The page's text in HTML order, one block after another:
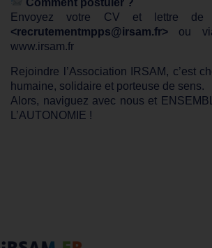
Comment postuler ?
Envoyez votre CV et lettre de
<recrutementmpps@irsam.fr> ou
www.irsam.fr
Rejoindre l’Association IRSAM, c’est
humaine, solidaire et porteuse de sens.
Alors, naviguez avec nous et
L’AUTONOMIE !